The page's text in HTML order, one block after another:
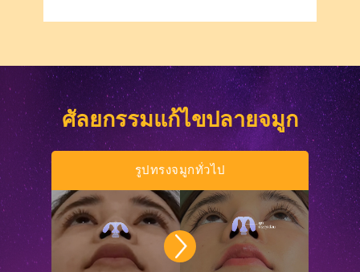
ศัลยกรรมแก้ไขปลายจมูก
รูปทรงจมูกทั่วไป